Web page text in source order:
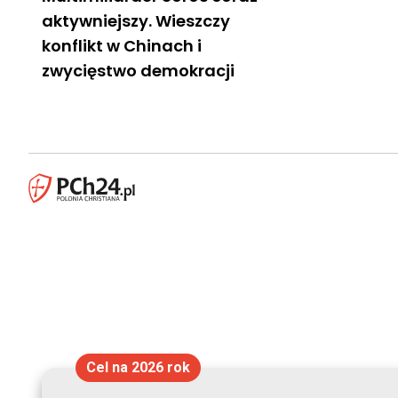
aktywniejszy. Wieszczy
konflikt w Chinach i
zwycięstwo demokracji
Cel na 2026 rok